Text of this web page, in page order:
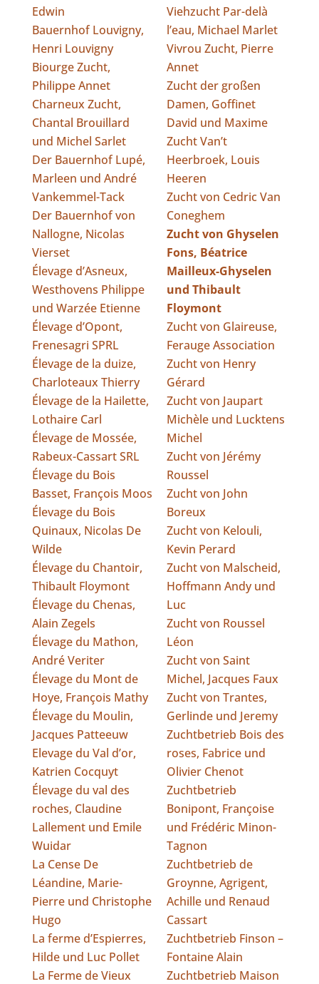
Edwin
Bauernhof Louvigny,
Henri Louvigny
Biourge Zucht,
Philippe Annet
Charneux Zucht,
Chantal Brouillard
und Michel Sarlet
Der Bauernhof Lupé,
Marleen und André
Vankemmel-Tack
Der Bauernhof von
Nallogne, Nicolas
Vierset
Élevage d’Asneux,
Westhovens Philippe
und Warzée Etienne
Élevage d’Opont,
Frenesagri SPRL
Élevage de la duize,
Charloteaux Thierry
Élevage de la Hailette,
Lothaire Carl
Élevage de Mossée,
Rabeux-Cassart SRL
Élevage du Bois
Basset, François Moos
Élevage du Bois
Quinaux, Nicolas De
Wilde
Élevage du Chantoir,
Thibault Floymont
Élevage du Chenas,
Alain Zegels
Élevage du Mathon,
André Veriter
Élevage du Mont de
Hoye, François Mathy
Élevage du Moulin,
Jacques Patteeuw
Elevage du Val d’or,
Katrien Cocquyt
Élevage du val des
roches, Claudine
Lallement und Emile
Wuidar
La Cense De
Léandine, Marie-
Pierre und Christophe
Hugo
La ferme d’Espierres,
Hilde und Luc Pollet
La Ferme de Vieux
Viehzucht Par-delà
l’eau, Michael Marlet
Vivrou Zucht, Pierre
Annet
Zucht der großen
Damen, Goffinet
David und Maxime
Zucht Van’t
Heerbroek, Louis
Heeren
Zucht von Cedric Van
Coneghem
Zucht von Ghyselen
Fons, Béatrice
Mailleux-Ghyselen
und Thibault
Floymont
Zucht von Glaireuse,
Ferauge Association
Zucht von Henry
Gérard
Zucht von Jaupart
Michèle und Lucktens
Michel
Zucht von Jérémy
Roussel
Zucht von John
Boreux
Zucht von Kelouli,
Kevin Perard
Zucht von Malscheid,
Hoffmann Andy und
Luc
Zucht von Roussel
Léon
Zucht von Saint
Michel, Jacques Faux
Zucht von Trantes,
Gerlinde und Jeremy
Zuchtbetrieb Bois des
roses, Fabrice und
Olivier Chenot
Zuchtbetrieb
Bonipont, Françoise
und Frédéric Minon-
Tagnon
Zuchtbetrieb de
Groynne, Agrigent,
Achille und Renaud
Cassart
Zuchtbetrieb Finson –
Fontaine Alain
Zuchtbetrieb Maison